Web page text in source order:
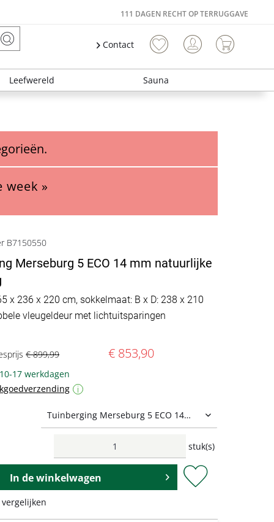
111 DAGEN RECHT OP TERRUGGAVE
Contact
Leefwereld Sauna
week »
B7150550
Merseburg 5 ECO 14 mm natuurlijke
x 236 x 220 cm, sokkelmaat: B x D: 238 x 210
vleugeldeur met lichtuitsparingen
€ 899,99 € 853,90
17 werkdagen
i
stuk(s)
In de winkelwagen